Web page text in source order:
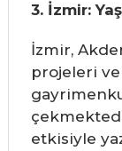
3. İzmir:
İzmir,
projeleri
etkisiyle